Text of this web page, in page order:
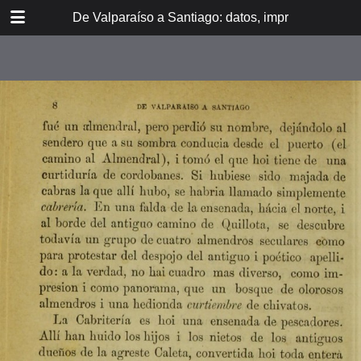
De Valparaíso a Santiago: datos, impresiones,
DOWNLOAD
Itinerario del ferrocarril de
Valparaíso a Santiago
espresamente grabado en Paris en
madera para esta obra
Dedicatoria
A los viajeros
En la Estación de Valparaíso
El banquete de inauguración i el
motín de Oyarce
Viña del Mar
Bosquejo histórico
El Salto